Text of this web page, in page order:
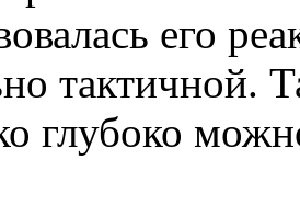
его
тактичной.
глубоко